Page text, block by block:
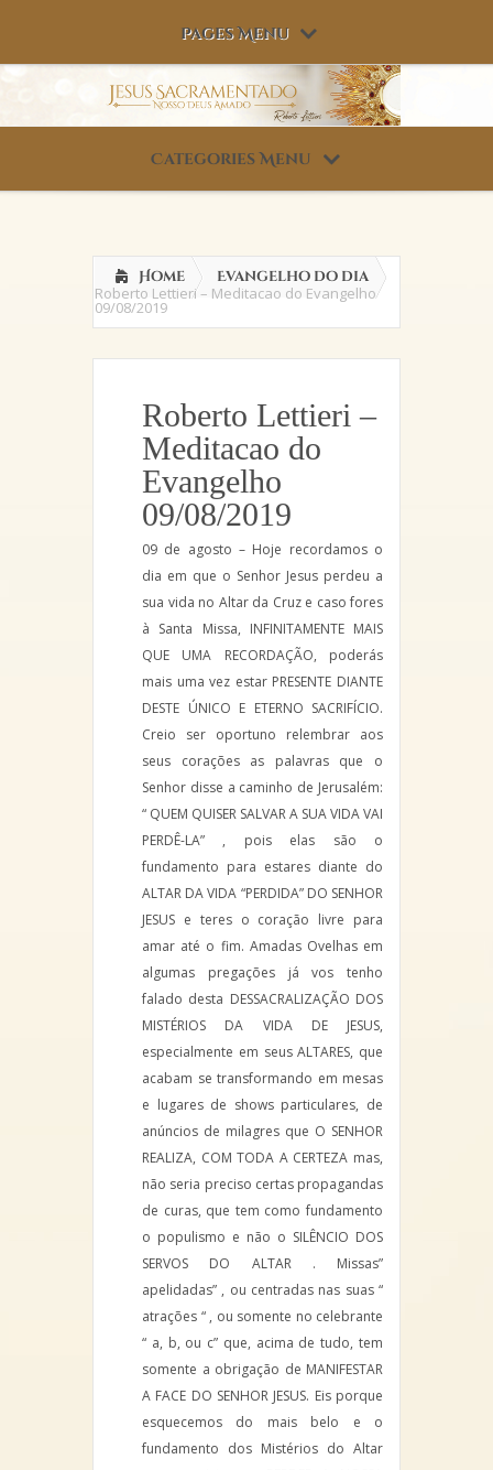
Pages Menu
Categories Menu
Home Evangelho do dia
Roberto Lettieri – Meditacao do Evangelho
09/08/2019
Roberto Lettieri –
Meditacao do
Evangelho
09/08/2019
09 de agosto – Hoje recordamos o
dia em que o Senhor Jesus perdeu a
sua vida no Altar da Cruz e caso fores
à Santa Missa, INFINITAMENTE MAIS
QUE UMA RECORDAÇÃO, poderás
mais uma vez estar PRESENTE DIANTE
DESTE ÚNICO E ETERNO SACRIFÍCIO.
Creio ser oportuno relembrar aos
seus corações as palavras que o
Senhor disse a caminho de Jerusalém:
“ QUEM QUISER SALVAR A SUA VIDA VAI
PERDÊ-LA” , pois elas são o
fundamento para estares diante do
ALTAR DA VIDA “PERDIDA” DO SENHOR
JESUS e teres o coração livre para
amar até o fim. Amadas Ovelhas em
algumas pregações já vos tenho
falado desta DESSACRALIZAÇÃO DOS
MISTÉRIOS DA VIDA DE JESUS,
especialmente em seus ALTARES, que
acabam se transformando em mesas
e lugares de shows particulares, de
anúncios de milagres que O SENHOR
REALIZA, COM TODA A CERTEZA mas,
não seria preciso certas propagandas
de curas, que tem como fundamento
o populismo e não o SILÊNCIO DOS
SERVOS DO ALTAR . Missas”
apelidadas” , ou centradas nas suas “
atrações “ , ou somente no celebrante
“ a, b, ou c” que, acima de tudo, tem
somente a obrigação de MANIFESTAR
A FACE DO SENHOR JESUS. Eis porque
esquecemos do mais belo e o
fundamento dos Mistérios do Altar